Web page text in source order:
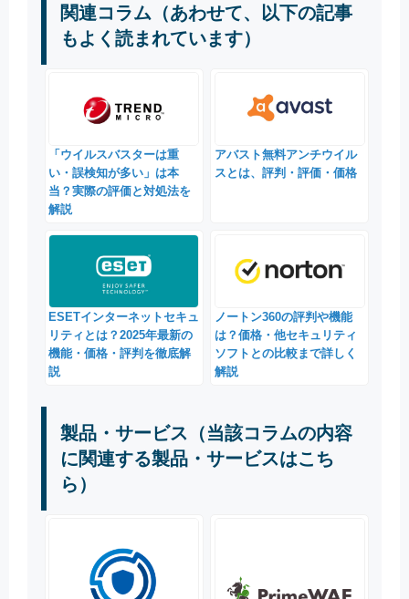
関連コラム（あわせて、以下の記事
もよく読まれています）
「ウイルスバスターは重
い・誤検知が多い」は本
当？実際の評価と対処法を
解説
アバスト無料アンチウイル
スとは、評判・評価・価格
ESETインターネットセキュ
リティとは？2025年最新の
機能・価格・評判を徹底解
説
ノートン360の評判や機能
は？価格・他セキュリティ
ソフトとの比較まで詳しく
解説
製品・サービス（当該コラムの内容
に関連する製品・サービスはこち
ら）